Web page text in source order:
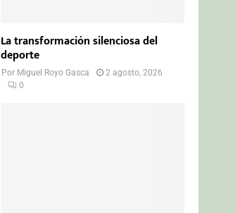
La transformación silenciosa del
deporte
Por Miguel Royo Gasca
2 agosto, 2026
0